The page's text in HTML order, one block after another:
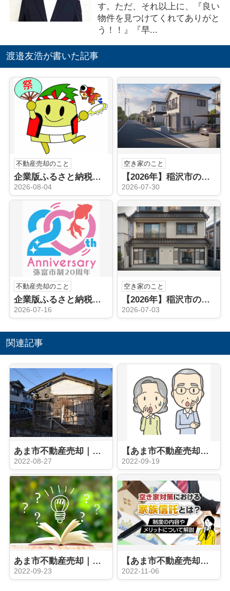
す。ただ、それ以上に、『良い
物件を見つけてくれてありがと
う！！』『早...
渡邉友浩が書いた記事
不動産売却のこと
企業版ふるさと納税（稲沢市）
2026-08-04
空き家のこと
【2026年】稲沢市の空き家売却はどうする？不動産会社の選び方と手順を解説
2026-07-30
不動産売却のこと
企業版ふるさと納税（弥富市）
2026-07-16
空き家のこと
【2026年】稲沢市の空き家相続後どうする？売却や手続きの流れを解説
2026-07-03
関連記事
あま市不動産売却｜あま市の空き家対策
2022-08-27
【あま市不動産売却】あま市の空き家対策窓口 ハウスドゥ愛西
2022-09-19
あま市不動産売却｜空家対策特別措置法とは？
2022-09-23
【あま市不動産売却】空き家対策となる家族信託とは？制度の内容やメリットについて解説
2022-11-06